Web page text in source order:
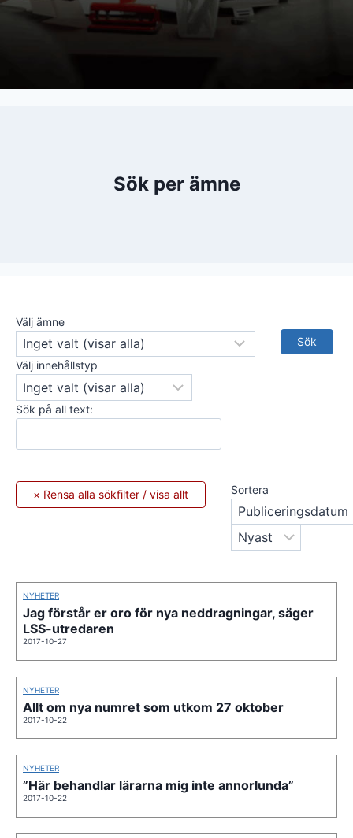
Sök per ämne
Välj ämne
Välj innehållstyp
Sök på all text:
Sortera
NYHETER
Jag förstår er oro för nya neddragningar, säger
LSS-utredaren
2017-10-27
NYHETER
Allt om nya numret som utkom 27 oktober
2017-10-22
NYHETER
”Här behandlar lärarna mig inte annorlunda”
2017-10-22